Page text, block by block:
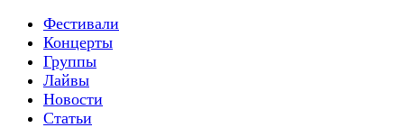
Фестивали
Концерты
Группы
Лайвы
Новости
Статьи